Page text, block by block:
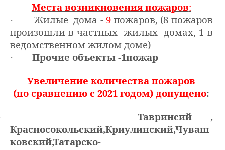
Места возникновения пожаров:
· Жилые дома - 9пожаров, (8 пожаров
произошли в частных жилых домах, 1 в
ведомственном жилом доме)
·
Прочие объекты -1пожар
Увеличение количества пожаров
(по сравнению с 2021 годом) допущено:
Тавринсий ,
Красносокольский,Криулинский,Чуваш
ковский,Татарско-